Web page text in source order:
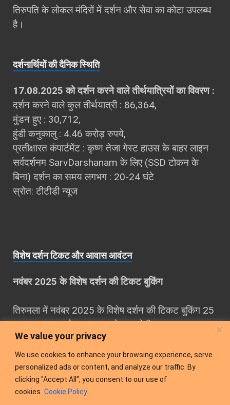
We value your privacy
We use cookies to enhance your browsing experience, serve
personalized ads or content, and analyze our traffic. By
clicking "Accept All", you consent to our use of
cookies. Cookie Policy
तिरुपति के लोकल मंदिरों में दर्शन और सेवा का कोटा उपलब्‍ध
है।
दर्शना‍र्थियों की दैनिक स्थिति
17.08.2025 को दर्शन करने वाले तीर्थयात्रियों का विवरण :
दर्शन करने वाले कुल तीर्थयात्री : 86,364,
मुंडन हुए : 30,712,
हुंडी कनुकालु : 4.46 करोड़ रुपये,
प्रतीक्षारत कंपार्टमेंट : कृष्ण तेजा गेस्ट हाउस के बाहर लाइन
सर्वदर्शनम SarvDarshanam के लिए (SSD टोकन के
बिना) दर्शन का समय लगभग : 20-24 घंटे
स्रोत: टीटीडी न्यूज
विशेष दर्शन टिकट और आवास आवंटन
नवंबर 2025 के विशेष दर्शन की टिकट बुकिंग
तिरुमला में नवंबर 2025 के विशेष दर्शन की टिकट बुकिंग 25
अगस्‍त 2025 को सुबह 10 बजे शुरू होगी।
नवंबर माह का आवास कोटा 25 अगस्‍त 2025 को दोपहर 3
बजे उपलध होगा।
अधिक जानकारी के लिए देखें